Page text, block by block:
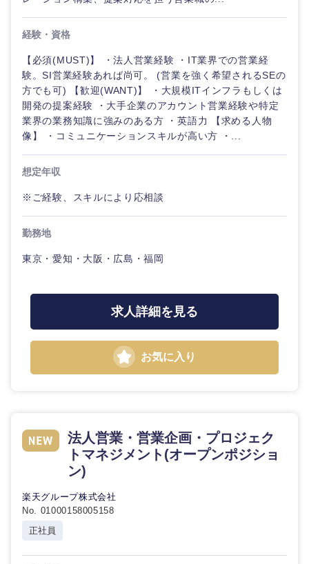
選択する
経験・資格
【必須(MUST)】 ・法人営業経験 ・IT業界での営業経
験。SI営業経験あれば尚可。 (営業を強く希望されるSEの
方でも可) 【歓迎(WANT)】 ・大規模ITインフラもしくは
開発の提案経験 ・大手企業のアカウント営業経験や特定
業界の業務知識に強みのある方 ・英語力 【求める人物
像】 ・コミュニケーションスキルが高い方 ・...
想定年収
※ご経験、スキルにより応相談
勤務地
東京・愛知・大阪・広島・福岡
求人詳細を見る
お気に入り
法人営業・営業企画・プロジェク
トマネジメント(オープンポジショ
ン)
楽天グループ株式会社
No. 01000158005158
正社員